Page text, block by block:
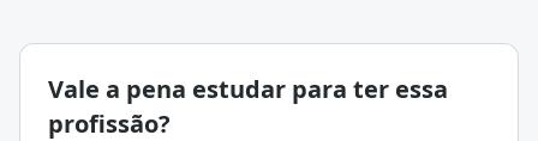
Vale a pena estudar para ter essa
profissão?